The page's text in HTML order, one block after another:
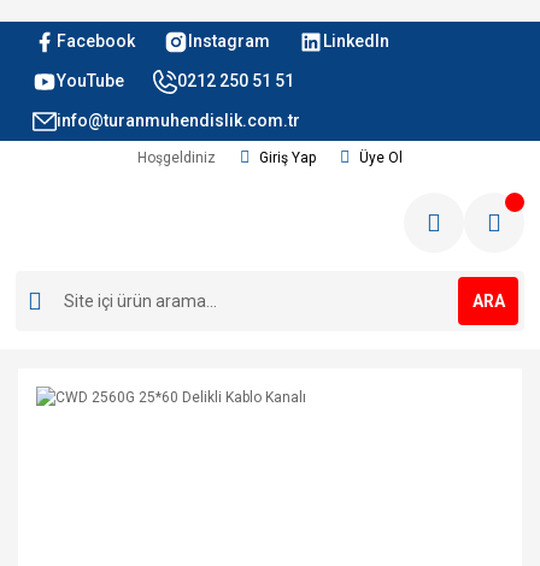
Facebook Instagram LinkedIn
YouTube 0212 250 51 51
info@turanmuhendislik.com.tr
Hoşgeldiniz Giriş Yap Üye Ol
ARA